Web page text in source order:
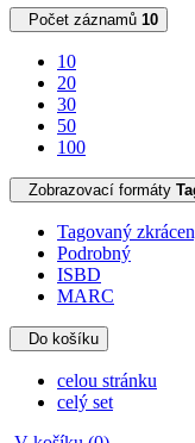
Počet záznamů 10
10
20
30
50
100
Zobrazovací formáty
Tagovaný
Podrobný
ISBD
MARC
Do košíku
celou stránku
celý set